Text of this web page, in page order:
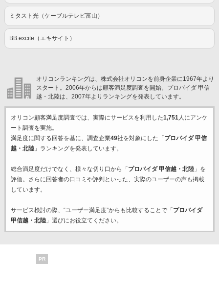
ミタスト光（ケーブルテレビ富山）
BB.excite（エキサイト）
オリコンランキングは、株式会社オリコンを前身企業に1967年より
スタート。2006年からは顧客満足度調査を開始。プロバイダ 甲信
越・北陸は、2007年よりランキングを発表しています。
オリコン顧客満足度調査では、実際にサービスを利用した1,751人にアンケ
ート調査を実施。
満足度に関する回答を基に、調査企業49社を対象にした「 プロバイダ 甲信
越・北陸」ランキングを発表しています。
総合満足度だけでなく、様々な切り口から「 プロバイダ 甲信越・北陸」を
評価。さらに回答者の口コミや評判といった、実際のユーザーの声も掲載
しています。
サービス検討の際、“ユーザー満足度”からも比較することで「 プロバイダ
甲信越・北陸」選びにお役立てください。
PR